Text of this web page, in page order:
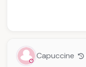
Capuccine